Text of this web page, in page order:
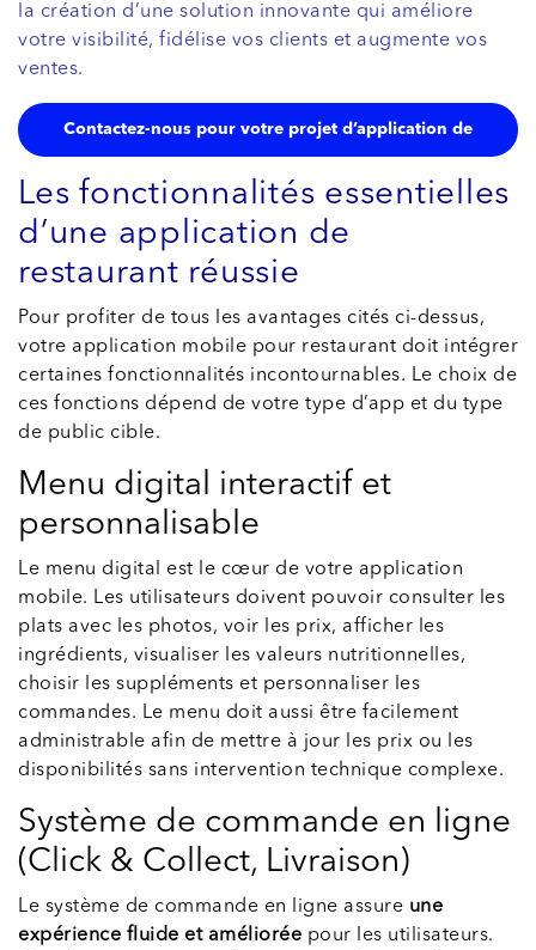
la création d’une solution innovante qui améliore
votre visibilité, fidélise vos clients et augmente vos
ventes.
Contactez-nous pour votre projet d’application de
restaurant
Les fonctionnalités essentielles
d’une application de
restaurant réussie
Pour profiter de tous les avantages cités ci-dessus,
votre application mobile pour restaurant doit intégrer
certaines fonctionnalités incontournables. Le choix de
ces fonctions dépend de votre type d’app et du type
de public cible.
Menu digital interactif et
personnalisable
Le menu digital est le cœur de votre application
mobile. Les utilisateurs doivent pouvoir consulter les
plats avec les photos, voir les prix, afficher les
ingrédients, visualiser les valeurs nutritionnelles,
choisir les suppléments et personnaliser les
commandes. Le menu doit aussi être facilement
administrable afin de mettre à jour les prix ou les
disponibilités sans intervention technique complexe.
Système de commande en ligne
(Click & Collect, Livraison)
Le système de commande en ligne assure une
expérience fluide et améliorée pour les utilisateurs.